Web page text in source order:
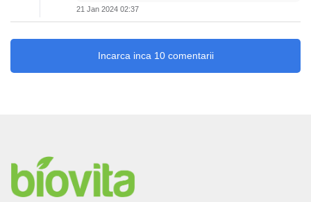
21 Jan 2024 02:37
Incarca inca 10 comentarii